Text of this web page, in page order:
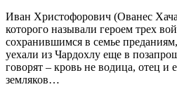
Иван Христофорович (Ованес
которого называли героем трех
сохранившимся в семье
уехали из Чардохлу еще в
говорят – кровь не водица, отец и
земляков…